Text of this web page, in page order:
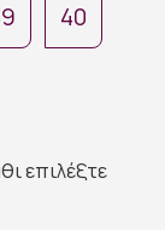
40
επιλέξτε